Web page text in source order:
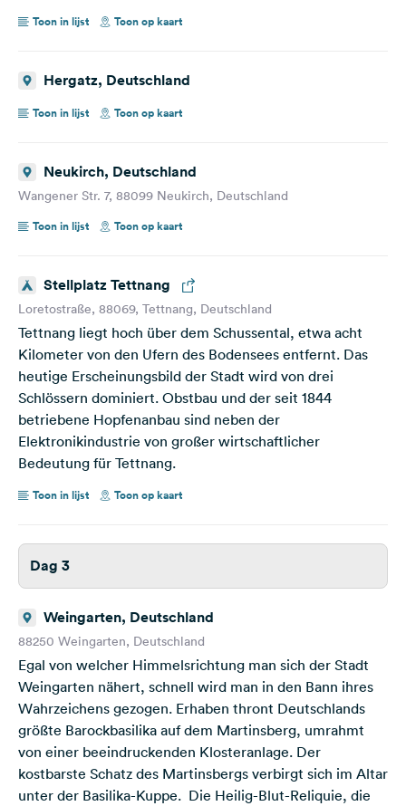
Toon in lijst Toon op kaart
Hergatz, Deutschland
Toon in lijst Toon op kaart
Neukirch, Deutschland
Wangener Str. 7, 88099 Neukirch, Deutschland
Toon in lijst
Toon op kaart
Stellplatz Tettnang
Loretostraße, 88069, Tettnang, Deutschland
Tettnang liegt hoch über dem Schussental, etwa acht
Kilometer von den Ufern des Bodensees entfernt. Das
heutige Erscheinungsbild der Stadt wird von drei
Schlössern dominiert. Obstbau und der seit 1844
betriebene Hopfenanbau sind neben der
Elektronikindustrie von großer wirtschaftlicher
Bedeutung für Tettnang.
Toon in lijst Toon op kaart
Dag 3
Weingarten, Deutschland
88250 Weingarten, Deutschland
Egal von welcher Himmelsrichtung man sich der Stadt
Weingarten nähert, schnell wird man in den Bann ihres
Wahrzeichens gezogen. Erhaben thront Deutschlands
größte Barockbasilika auf dem Martinsberg, umrahmt
von einer beeindruckenden Klosteranlage. Der
kostbarste Schatz des Martinsbergs verbirgt sich im Altar
unter der Basilika-Kuppe. Die Heilig-Blut-Reliquie, die